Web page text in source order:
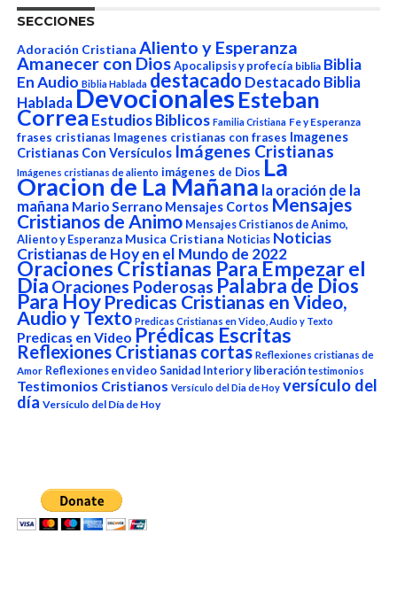
SECCIONES
Adoración Cristiana Aliento y Esperanza
Amanecer con Dios Apocalipsis y profecía biblia Biblia
En Audio Biblia Hablada destacado Destacado Biblia
HabladaDevocionalesEsteban
Correa Estudios Biblicos Familia Cristiana Fe y Esperanza
frases cristianas Imagenes cristianas con frases Imagenes
Cristianas Con Versículos Imágenes Cristianas
Imágenes cristianas de aliento imágenes de Dios La
Oracion de La Mañana la oración de la
mañana Mario Serrano Mensajes Cortos Mensajes
Cristianos de Animo Mensajes Cristianos de Animo,
Aliento y Esperanza Musica Cristiana Noticias Noticias
Cristianas de Hoy en el Mundo de 2022
Oraciones Cristianas Para Empezar el
Dia Oraciones Poderosas Palabra de Dios
Para Hoy Predicas Cristianas en Video,
Audio y Texto Predicas Cristianas en Video, Audio y Texto
Predicas en Video Prédicas Escritas
Reflexiones Cristianas cortas Reflexiones cristianas de
Amor Reflexiones en video Sanidad Interior y liberación testimonios
Testimonios Cristianos Versículo del Dia de Hoy versículo del
día Versículo del Día de Hoy